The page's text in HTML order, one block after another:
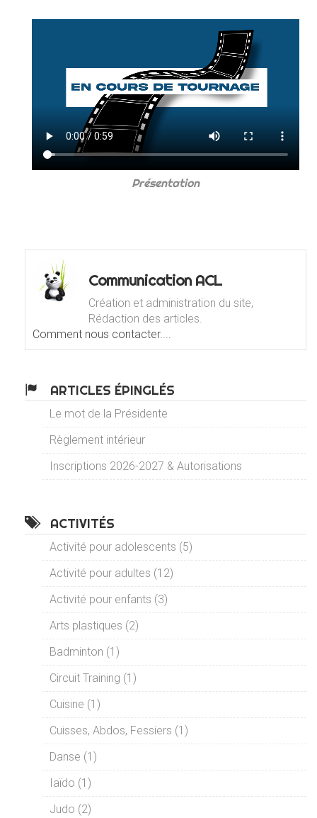
Présentation
Communication ACL
Création et administration du site,
Rédaction des articles.
Comment nous contacter....
ARTICLES ÉPINGLÉS
Le mot de la Présidente
Règlement intérieur
Inscriptions 2026-2027 & Autorisations
ACTIVITÉS
Activité pour adolescents (5)
Activité pour adultes (12)
Activité pour enfants (3)
Arts plastiques (2)
Badminton (1)
Circuit Training (1)
Cuisine (1)
Cuisses, Abdos, Fessiers (1)
Danse (1)
Iaïdo (1)
Judo (2)